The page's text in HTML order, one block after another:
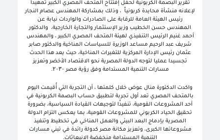
تقرير البصمة الكربونية لحفل إفتتاح المتحف المصري الكبير تمهيدا
لإعلانه منشأة محايدة كربونياً ، وذلك بمشاركة المهندس عصام النجار
رئيس الهيئة العامة للرقابة على الصادرات والواردات نيابة عن
المهندس حسن الخطيب وزير الإستثمار والتجارة الخارجية، والدكتور
أحمد غنيم الرئيس التنفيذي لهيئة المتحف المصري الكبير ، والمهندس
شريف عبد الرحيم مساعد الوزيرة للسياسات المناخية والدكتور صابر
عثمان رئيس الإدارة المركزية للتغيرات المناخية، حيث يعد هذا الحدث
تجسيدا عمليا لتوجه الدولة المصرية نحو الاقتصاد الأخضر وتعزيز
مسارات التنمية المستدامة وفق رؤية مصر ۲۰۳۰.
واكدت الدكتورة منال عوض خلال كلمتها ، أن التجربة التي أُقيمت اليوم
بالمتحف المصري تعد أول تجربة لتطبيق حساب البصمة الكربونية في
أحد المشروعات القومية، تنفيذًا لتوجيهات القيادة السياسية، بضرورة
تحقيق الحياد الكربوني للمشروعات القومية، بما يعكس التزام الدولة
المصرية بإدماج البعد البيئي والعمل المناخي في تخطيط وتنفيذ
مشروعاتها الكبرى، وتعزيز مكانة مصر كدولة رائدة في تبني مسارات
التنمية المستدامة منخفضة الانبعاثات.